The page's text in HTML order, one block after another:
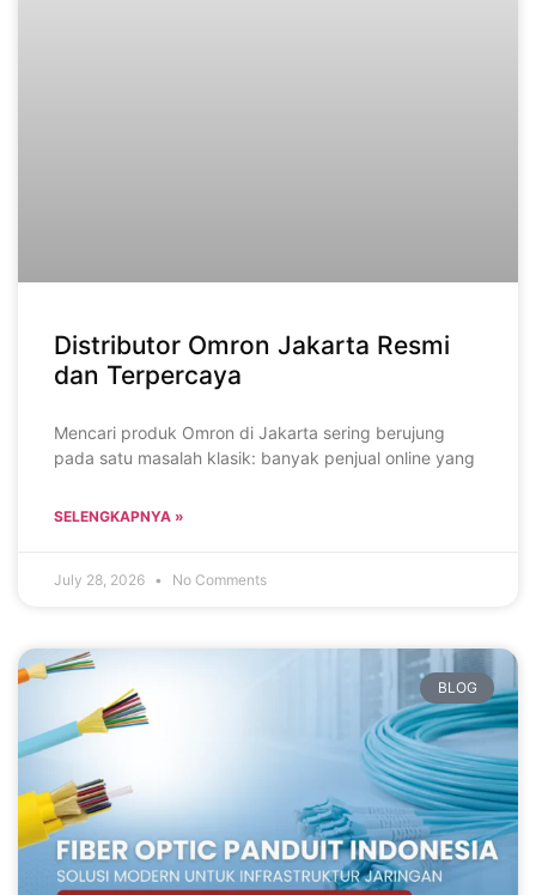
Distributor Omron Jakarta Resmi
dan Terpercaya
Mencari produk Omron di Jakarta sering berujung
pada satu masalah klasik: banyak penjual online yang
SELENGKAPNYA »
July 28, 2026 No Comments
BLOG